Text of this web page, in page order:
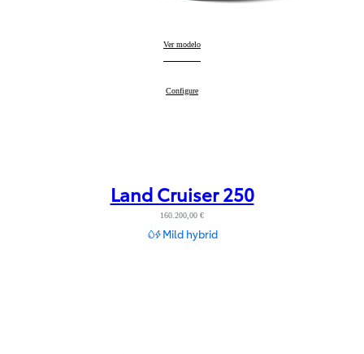
bZ4X Touring
Ver modelo
bZ4X Touring
Configure
Land Cruiser 250
160.200,00 €
Mild hybrid